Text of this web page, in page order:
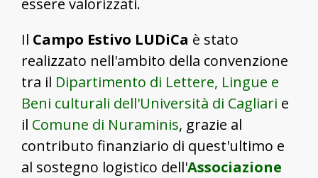
essere valorizzati.
Il Campo Estivo LUDiCa è stato
realizzato nell'ambito della convenzione
tra il Dipartimento di Lettere, Lingue e
Beni culturali dell'Università di Cagliari e
il Comune di Nuraminis, grazie al
contributo finanziario di quest'ultimo e
al sostegno logistico dell'Associazione